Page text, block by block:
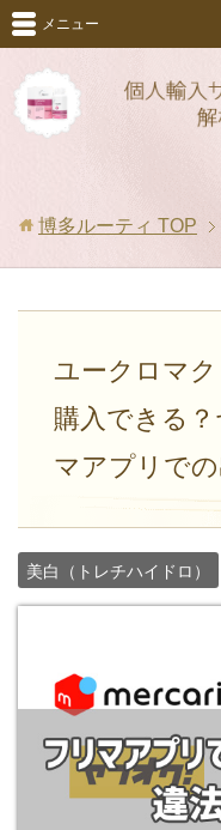
メニュー
博多ルーティ TOP
ユークロマ
購入できる
マアプリで
美白（トレチハイドロ）